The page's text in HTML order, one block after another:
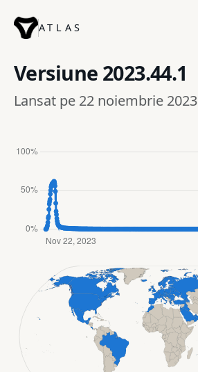
ATLAS
Versiune 2023.44.1
Lansat pe 22 noiembrie 2023